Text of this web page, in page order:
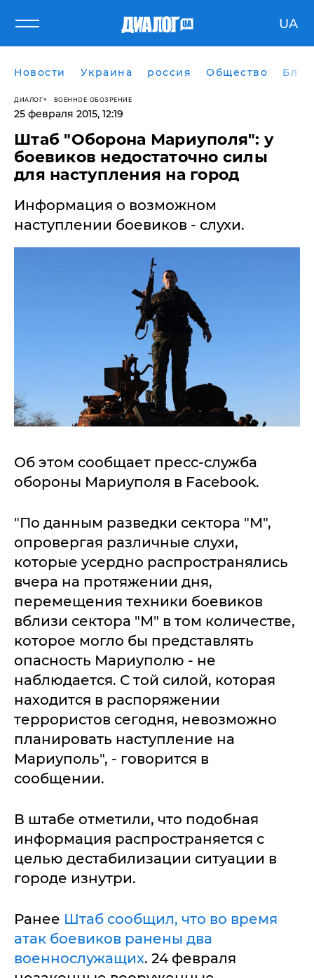
UA
Новости Украина россия Общество
ДИАЛОГ ВОЕННОЕ ОБОЗРЕНИЕ
25 февраля 2015, 12:19
Штаб "Оборона Мариуполя": у
боевиков недостаточно силы
для наступления на город
Информация о возможном
наступлении боевиков - слухи.
Об этом сообщает пресс-служба
обороны Мариуполя в Facebook.
"По данным разведки сектора "М",
опровергая различные слухи,
которые усердно распространялись
вчера на протяжении дня,
перемещения техники боевиков
вблизи сектора "М" в том количестве,
которое могло бы представлять
опасность Мариуполю - не
наблюдается. С той силой, которая
находится в распоряжении
террористов сегодня, невозможно
планировать наступление на
Мариуполь", - говорится в
сообщении.
В штабе отметили, что подобная
информация распространяется с
целью дестабилизации ситуации в
городе изнутри.
Ранее Штаб сообщил, что во время
атак боевиков ранены два
военнослужащих. 24 февраля